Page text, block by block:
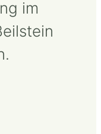
im